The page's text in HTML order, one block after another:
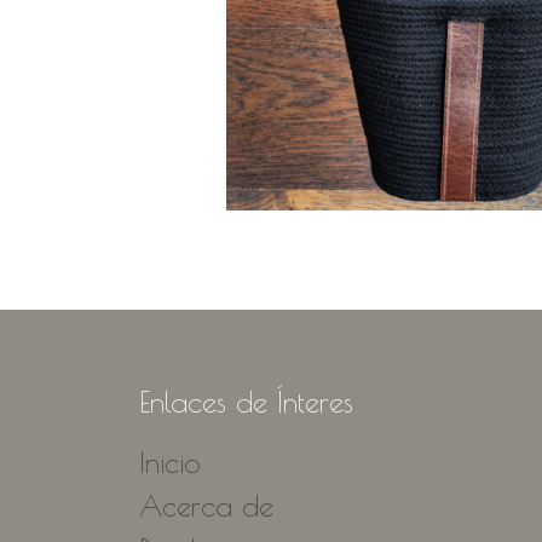
Enlaces de Ínteres
Inicio
Acerca de